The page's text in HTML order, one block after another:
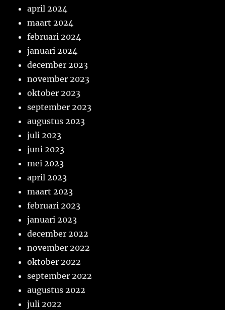
april 2024
maart 2024
februari 2024
januari 2024
december 2023
november 2023
oktober 2023
september 2023
augustus 2023
juli 2023
juni 2023
mei 2023
april 2023
maart 2023
februari 2023
januari 2023
december 2022
november 2022
oktober 2022
september 2022
augustus 2022
juli 2022